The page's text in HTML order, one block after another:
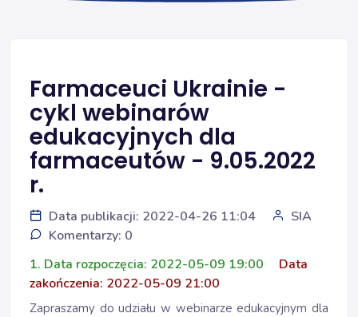
Farmaceuci Ukrainie -
cykl webinarów
edukacyjnych dla
farmaceutów - 9.05.2022
r.
Data publikacji: 2022-04-26 11:04
SIA
Komentarzy: 0
1. Data rozpoczęcia: 2022-05-09 19:00
Data
zakończenia: 2022-05-09 21:00
Zapraszamy do udziału w webinarze edukacyjnym dla